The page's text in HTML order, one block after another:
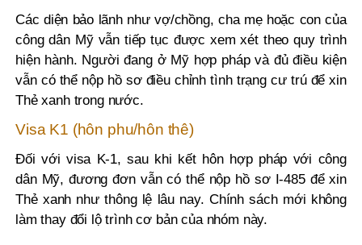
Các diện bảo lãnh như vợ/chồng, cha mẹ hoặc con của
công dân Mỹ vẫn tiếp tục được xem xét theo quy trình
hiện hành. Người đang ở Mỹ hợp pháp và đủ điều kiện
vẫn có thể nộp hồ sơ điều chỉnh tình trạng cư trú để xin
Thẻ xanh trong nước.
Visa K1 (hôn phu/hôn thê)
Đối với visa K-1, sau khi kết hôn hợp pháp với công
dân Mỹ, đương đơn vẫn có thể nộp hồ sơ I-485 để xin
Thẻ xanh như thông lệ lâu nay. Chính sách mới không
làm thay đổi lộ trình cơ bản của nhóm này.